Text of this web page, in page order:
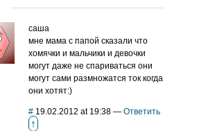
саша
мне мама с папой сказали что
хомячки и мальчики и девочки
могут даже не спариваться они
могут сами размножатся ток когда
они хотят:)
# 19.02.2012 at 19:38 — Ответить
↑